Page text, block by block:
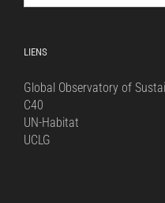
for:
LIENS
Global Observatory of
C40
UN-Habitat
UCLG